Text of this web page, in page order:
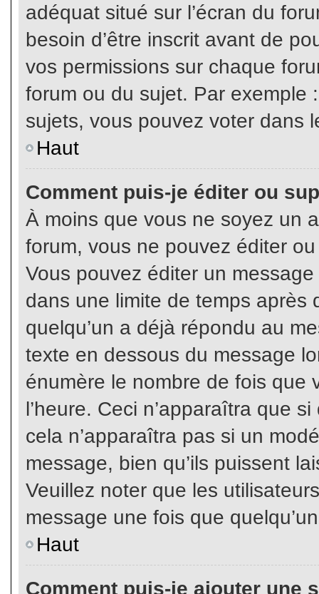
adéquat situé sur l’écran du
besoin d’être inscrit avant de
vos permissions sur chaque
forum ou du sujet. Par exemple
sujets, vous pouvez voter dans
Haut
Comment puis-je éditer ou
À moins que vous ne soyez un
forum, vous ne pouvez éditer
Vous pouvez éditer un
dans une limite de temps après
quelqu’un a déjà répondu au
texte en dessous du message
énumère le nombre de fois que
l’heure. Ceci n’apparaîtra que
cela n’apparaîtra pas si un
message, bien qu’ils puissent
Veuillez noter que les
message une fois que
Haut
Comment puis-je ajouter une